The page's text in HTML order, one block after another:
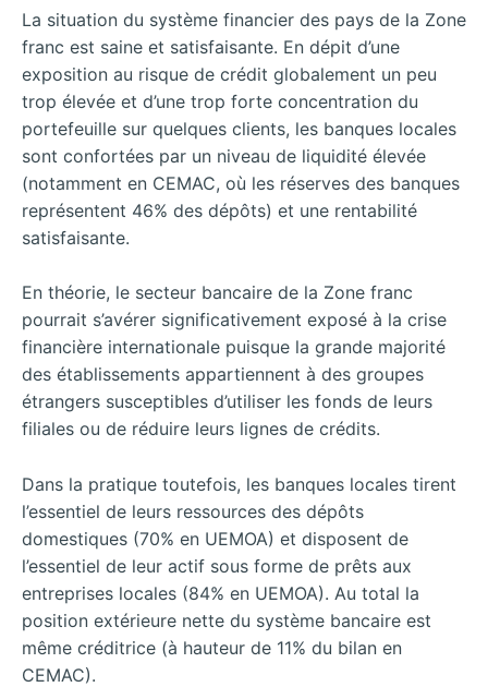
La situation du système financier des pays de la Zone
franc est saine et satisfaisante. En dépit d’une
exposition au risque de crédit globalement un peu
trop élevée et d’une trop forte concentration du
portefeuille sur quelques clients, les banques locales
sont confortées par un niveau de liquidité élevée
(notamment en CEMAC, où les réserves des banques
représentent 46% des dépôts) et une rentabilité
satisfaisante.
En théorie, le secteur bancaire de la Zone franc
pourrait s’avérer significativement exposé à la crise
financière internationale puisque la grande majorité
des établissements appartiennent à des groupes
étrangers susceptibles d’utiliser les fonds de leurs
filiales ou de réduire leurs lignes de crédits.
Dans la pratique toutefois, les banques locales tirent
l’essentiel de leurs ressources des dépôts
domestiques (70% en UEMOA) et disposent de
l’essentiel de leur actif sous forme de prêts aux
entreprises locales (84% en UEMOA). Au total la
position extérieure nette du système bancaire est
même créditrice (à hauteur de 11% du bilan en
CEMAC).